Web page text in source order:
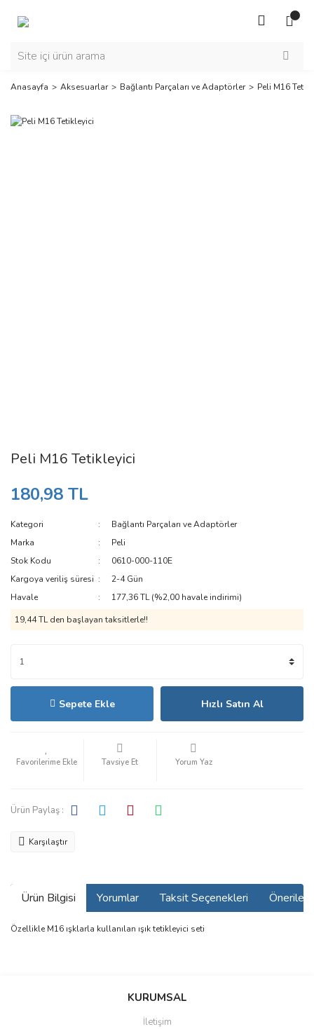
Anasayfa Aksesuarlar Bağlantı Parçaları ve Adaptörler Peli M16
Peli M16 Tetikleyici
180,98 TL
Kategori
Bağlantı Parçaları ve Adaptörler
Marka
Peli
Stok Kodu
0610-000-110E
Kargoya veriliş süresi
2-4 Gün
Havale
177,36 TL (%2,00 havale indirimi)
19,44 TL den başlayan taksitlerle!!
Sepete Ekle Hızlı Satın Al
Tavsiye Et Yorum Yaz
Ürün Paylaş :
Karşılaştır
Ürün Bilgisi Yorumlar Taksit Seçenekleri
Özellikle M16 ışklarla kullanılan ışık tetikleyici seti
Bu ürüne ilk yorumu siz yapın!
KURUMSAL
İletişim